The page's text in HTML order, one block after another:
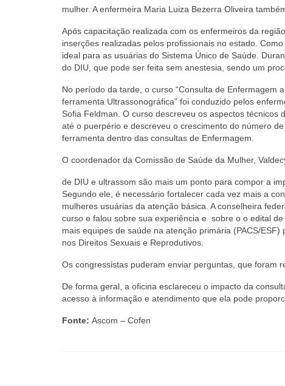
mulher. A enfermeira Maria Luiza Bezerra Oliveira
Após capacitação realizada com os enfermeiros da
inserções realizadas pelos profissionais no estado.
ideal para as usuárias do Sistema Único de Saúde.
do DIU, que pode ser feita sem anestesia, sendo um
No período da tarde, o curso “Consulta de Enfermagem
ferramenta Ultrassonográfica” foi conduzido pelos
Sofia Feldman. O curso descreveu os aspectos
até o puerpério e descreveu o crescimento do número
ferramenta dentro das consultas de Enfermagem.
O coordenador da Comissão de Saúde da Mulher,
de DIU e ultrassom são mais um ponto para compor a
Segundo ele, é necessário fortalecer cada vez mais a
mulheres usuárias da atenção básica. A conselheira
curso e falou sobre sua experiência e sobre o o edital
mais equipes de saúde na atenção primária (PACS/
nos Direitos Sexuais e Reprodutivos.
Os congressistas puderam enviar perguntas, que foram
De forma geral, a oficina esclareceu o impacto da
acesso à informação e atendimento que ela pode
Fonte: Ascom – Cofen